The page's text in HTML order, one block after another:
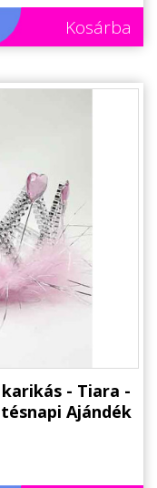
Kosárba
- Tiara -
Ajándék
Kellék